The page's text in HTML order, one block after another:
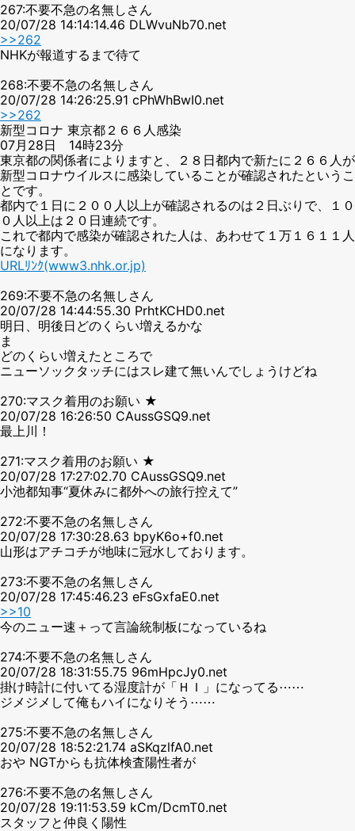
267:不要不急の名無しさん
20/07/28 14:14:14.46 DLWvuNb70.net
>>262
NHKが報道するまで待て
268:不要不急の名無しさん
20/07/28 14:26:25.91 cPhWhBwI0.net
>>262
新型コロナ 東京都２６６人感染
07月28日 14時23分
東京都の関係者によりますと、２８日都内で新たに２６６人が
新型コロナウイルスに感染していることが確認されたというこ
とです。
都内で１日に２００人以上が確認されるのは２日ぶりで、１０
０人以上は２０日連続です。
これで都内で感染が確認された人は、あわせて１万１６１１人
になります。
URLﾘﾝｸ(www3.nhk.or.jp)
269:不要不急の名無しさん
20/07/28 14:44:55.30 PrhtKCHD0.net
明日、明後日どのくらい増えるかな
ま
どのくらい増えたところで
ニューソックタッチにはスレ建て無いんでしょうけどね
270:マスク着用のお願い ★
20/07/28 16:26:50 CAussGSQ9.net
最上川！
271:マスク着用のお願い ★
20/07/28 17:27:02.70 CAussGSQ9.net
小池都知事“夏休みに都外への旅行控えて”
272:不要不急の名無しさん
20/07/28 17:30:28.63 bpyK6o+f0.net
山形はアチコチが地味に冠水しております。
273:不要不急の名無しさん
20/07/28 17:45:46.23 eFsGxfaE0.net
>>10
今のニュー速＋って言論統制板になっているね
274:不要不急の名無しさん
20/07/28 18:31:55.75 96mHpcJy0.net
掛け時計に付いてる湿度計が「ＨＩ」になってる⋯⋯
ジメジメして俺もハイになりそう⋯⋯
275:不要不急の名無しさん
20/07/28 18:52:21.74 aSKqzlfA0.net
おや NGTからも抗体検査陽性者が
276:不要不急の名無しさん
20/07/28 19:11:53.59 kCm/DcmT0.net
スタッフと仲良く陽性